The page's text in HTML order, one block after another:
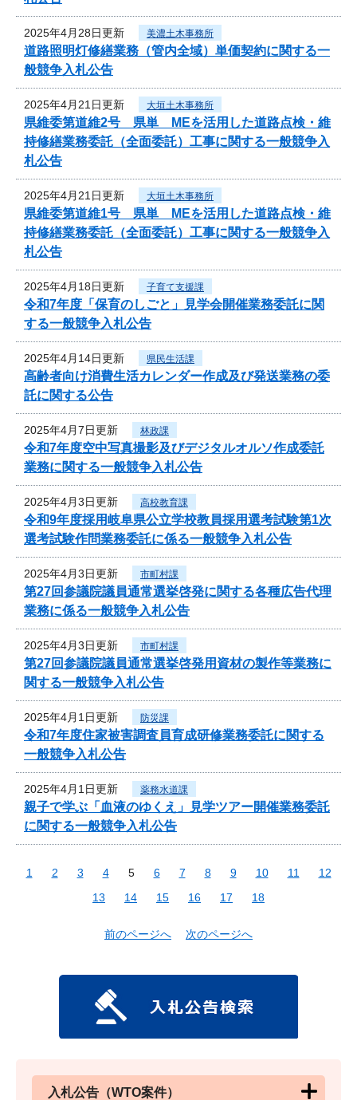
2025年4月28日更新 美濃土木事務所
道路照明灯修繕業務（管内全域）単価契約に関する一
般競争入札公告
2025年4月21日更新 大垣土木事務所
県維委第道維2号 県単 MEを活用した道路点検・維
持修繕業務委託（全面委託）工事に関する一般競争入
札公告
2025年4月21日更新 大垣土木事務所
県維委第道維1号 県単 MEを活用した道路点検・維
持修繕業務委託（全面委託）工事に関する一般競争入
札公告
2025年4月18日更新 子育て支援課
令和7年度「保育のしごと」見学会開催業務委託に関
する一般競争入札公告
2025年4月14日更新 県民生活課
高齢者向け消費生活カレンダー作成及び発送業務の委
託に関する公告
2025年4月7日更新 林政課
令和7年度空中写真撮影及びデジタルオルソ作成委託
業務に関する一般競争入札公告
2025年4月3日更新 高校教育課
令和9年度採用岐阜県公立学校教員採用選考試験第1次
選考試験作問業務委託に係る一般競争入札公告
2025年4月3日更新 市町村課
第27回参議院議員通常選挙啓発に関する各種広告代理
業務に係る一般競争入札公告
2025年4月3日更新 市町村課
第27回参議院議員通常選挙啓発用資材の製作等業務に
関する一般競争入札公告
2025年4月1日更新 防災課
令和7年度住家被害調査員育成研修業務委託に関する
一般競争入札公告
2025年4月1日更新 薬務水道課
親子で学ぶ「血液のゆくえ」見学ツアー開催業務委託
に関する一般競争入札公告
1 2 3 4 5 6 7 8 9 10 11
12
13
14 15 16 17 18
前のページへ 次のページへ
入札公告（WTO案件）